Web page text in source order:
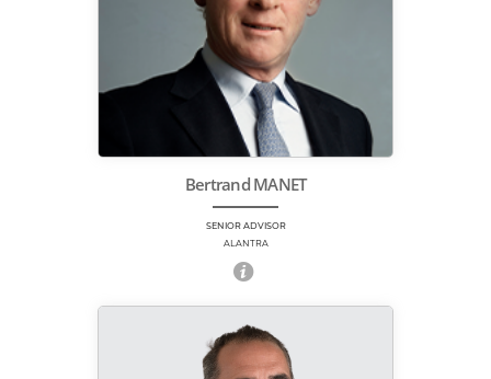
Bertrand MANET
SENIOR ADVISOR
ALANTRA